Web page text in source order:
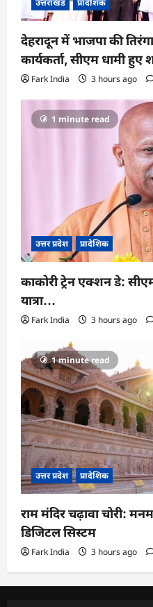
उत्तराखंड प्रादेशिक
देहरादून में भाजपा की
कार्यकर्ता, सीएम धामी हुए
Fark India 3 hours ago
1 minute read
उत्तर प्रदेश प्रादेशिक
काकोरी ट्रेन एक्शन डे:
यात्रा…
Fark India 3 hours ago
1 minute read
उत्तर प्रदेश प्रादेशिक
राम मंदिर चढ़ावा चोरी:
डिजिटल सिस्टम
Fark India 3 hours ago